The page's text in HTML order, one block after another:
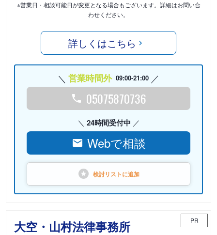
※営業日・相談可能日が変更となる場合もございます。詳細はお問い合
わせください。
詳しくはこちら
営業時間外 09:00-21:00
05075870736
24時間受付中
Webで相談
検討リストに追加
大空・山村法律事務所 PR